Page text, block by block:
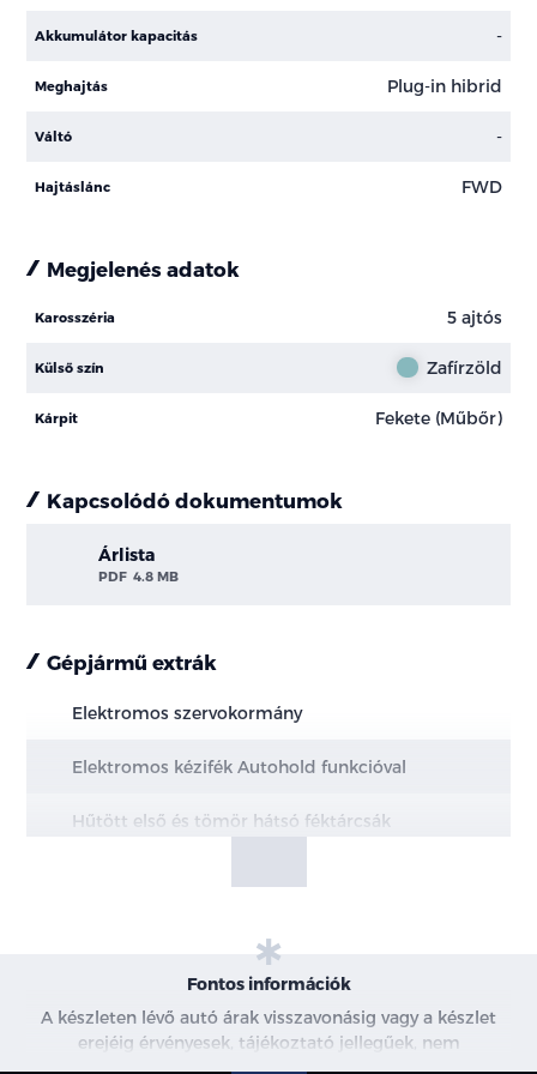
Akkumulátor kapacitás -
Meghajtás Plug-in hibrid
Váltó -
Hajtáslánc FWD
Megjelenés adatok
Karosszéria 5 ajtós
Külső szín Zafírzöld
Kárpit Fekete (Műbőr)
Kapcsolódó dokumentumok
Árlista
PDF 4.8 MB
Gépjármű extrák
Elektromos szervokormány
Elektromos kézifék Autohold funkcióval
Hűtött első és tömör hátsó féktárcsák
20" könnyűfém keréktárcsák
Állítható magasságú biztonsági öv rögzítési
Fontos információk
A készleten lévő autó árak visszavonásig vagy a készlet
erejéig érvényesek, tájékoztató jellegűek, nem
minősülnek ajánlattételnek, a képek csak illusztrációk. A